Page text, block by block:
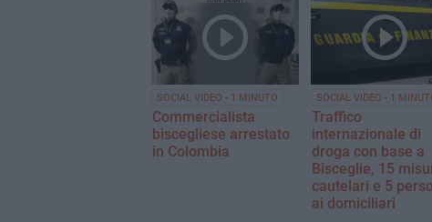
SOCIAL VIDEO - 1 MINUTO
Commercialista
biscegliese arrestato
in Colombia
SOCIAL VIDEO - 1
Traffico
internazionale di
droga con base a
Bisceglie, 15
cautelari e 5
ai domiciliari